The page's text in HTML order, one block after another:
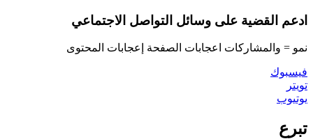
ادعم القضية على وسائل التواصل الاجتماعي
نمو = والمشاركات اعجابات الصفحة إعجابات المحتوى
فيسبوك
تويتر
يوتيوب
تبرع